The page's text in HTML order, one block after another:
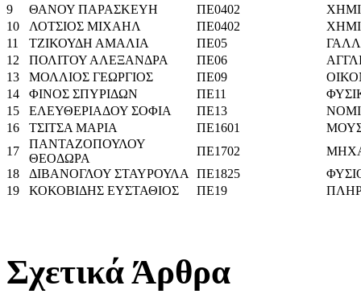
9
ΘΑΝΟΥ ΠΑΡΑΣΚΕΥΗ ΠΕ0402
10
ΛΟΤΣΙΟΣ ΜΙΧΑΗΛ ΠΕ0402
11
ΤΖΙΚΟΥΔΗ ΑΜΑΛΙΑ ΠΕ05
12
ΠΟΛΙΤΟΥ ΑΛΕΞΑΝΔΡΑ ΠΕ06
13
ΜΟΛΛΙΟΣ ΓΕΩΡΓΙΟΣ ΠΕ09
14
ΦΙΝΟΣ ΣΠΥΡΙΔΩΝ ΠΕ11
15
ΕΛΕΥΘΕΡΙΑΔΟΥ ΣΟΦΙΑ ΠΕ13
16
ΤΣΙΤΣΑ ΜΑΡΙΑ ΠΕ1601
17
ΠΑΝΤΑΖΟΠΟΥΛΟΥ
ΘΕΟΔΩΡΑ
ΠΕ1702
18
ΔΙΒΑΝΟΓΛΟΥ ΣΤΑΥΡΟΥΛΑ ΠΕ1825
19
ΚΟΚΟΒΙΔΗΣ ΕΥΣΤΑΘΙΟΣ ΠΕ19
Σχετικά Άρθρα